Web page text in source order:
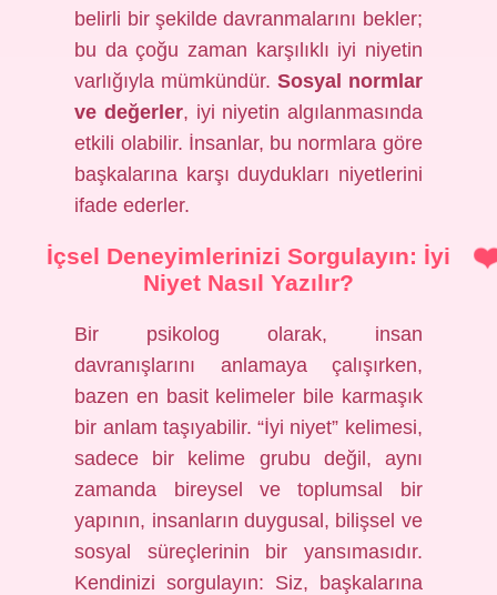
belirli bir şekilde davranmalarını bekler;
bu da çoğu zaman karşılıklı iyi niyetin
varlığıyla mümkündür. Sosyal normlar
ve değerler, iyi niyetin algılanmasında
etkili olabilir. İnsanlar, bu normlara göre
başkalarına karşı duydukları niyetlerini
ifade ederler.
İçsel Deneyimlerinizi Sorgulayın: İyi
Niyet Nasıl Yazılır?
Bir psikolog olarak, insan
davranışlarını anlamaya çalışırken,
bazen en basit kelimeler bile karmaşık
bir anlam taşıyabilir. “İyi niyet” kelimesi,
sadece bir kelime grubu değil, aynı
zamanda bireysel ve toplumsal bir
yapının, insanların duygusal, bilişsel ve
sosyal süreçlerinin bir yansımasıdır.
Kendinizi sorgulayın: Siz, başkalarına